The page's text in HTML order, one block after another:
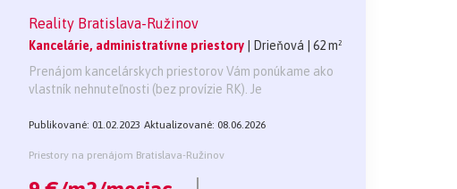
Reality Bratislava-Ružinov
Kancelárie, administratívne priestory | Drieňová
| 62 m²
Prenájom kancelárskych priestorov Vám ponúkame ako
vlastník nehnuteľnosti (bez provízie RK). Je
Publikované: 01.02.2023 Aktualizované: 08.06.2026
Priestory na prenájom Bratislava-Ružinov